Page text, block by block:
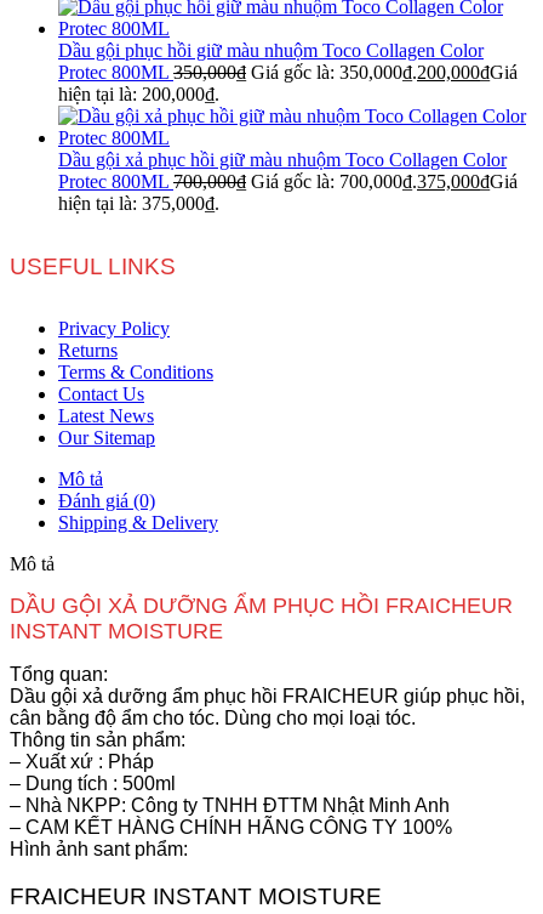
Dầu gội phục hồi giữ màu nhuộm Toco Collagen Color
Protec 800ML 350,000₫ Giá gốc là: 350,000₫.200,000₫Giá
hiện tại là: 200,000₫.
Dầu gội xả phục hồi giữ màu nhuộm Toco Collagen Color
Protec 800ML 700,000₫ Giá gốc là: 700,000₫.375,000₫Giá
hiện tại là: 375,000₫.
USEFUL LINKS
Privacy Policy
Returns
Terms & Conditions
Contact Us
Latest News
Our Sitemap
Mô tả
Đánh giá (0)
Shipping & Delivery
Mô tả
DẦU GỘI XẢ DƯỠNG ẨM PHỤC HỒI FRAICHEUR
INSTANT MOISTURE
Tổng quan:
Dầu gội xả dưỡng ẩm phục hồi FRAICHEUR giúp phục hồi,
cân bằng độ ẩm cho tóc. Dùng cho mọi loại tóc.
Thông tin sản phẩm:
– Xuất xứ : Pháp
– Dung tích : 500ml
– Nhà NKPP: Công ty TNHH ĐTTM Nhật Minh Anh
– CAM KẾT HÀNG CHÍNH HÃNG CÔNG TY 100%
Hình ảnh sant phẩm:
FRAICHEUR INSTANT MOISTURE